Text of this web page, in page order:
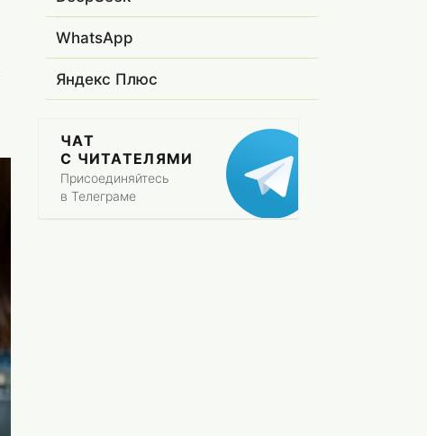
WhatsApp
Яндекс Плюс
ЧАТ
С ЧИТАТЕЛЯМИ
Присоединяйтесь
в Телеграме